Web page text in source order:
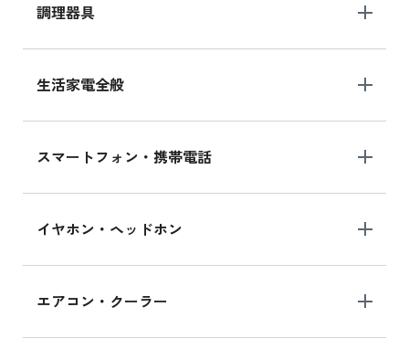
調理器具
生活家電全般
スマートフォン・携帯電話
イヤホン・ヘッドホン
エアコン・クーラー